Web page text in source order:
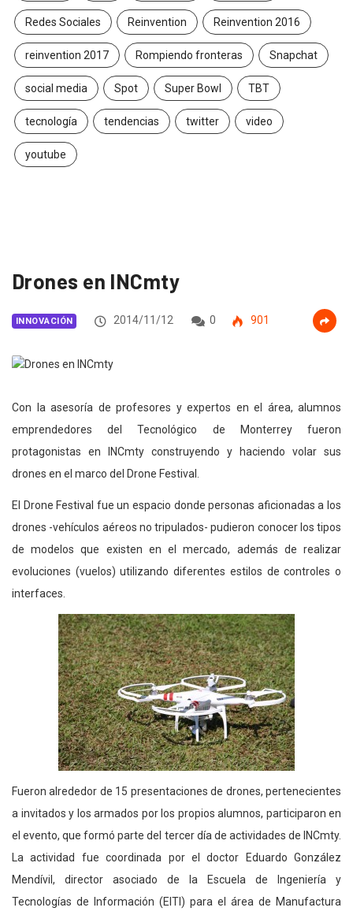
Redes Sociales Reinvention Reinvention 2016
reinvention 2017 Rompiendo fronteras Snapchat
social media Spot Super Bowl TBT
tecnología tendencias twitter video
youtube
Drones en INCmty
INNOVACIÓN 2014/11/12 0 901
Con la asesoría de profesores y expertos en el área, alumnos
emprendedores del Tecnológico de Monterrey fueron
protagonistas en INCmty construyendo y haciendo volar sus
drones en el marco del Drone Festival.
El Drone Festival fue un espacio donde personas aficionadas a los
drones -vehículos aéreos no tripulados- pudieron conocer los tipos
de modelos que existen en el mercado, además de realizar
evoluciones (vuelos) utilizando diferentes estilos de controles o
interfaces.
Fueron alrededor de 15 presentaciones de drones, pertenecientes
a invitados y los armados por los propios alumnos, participaron en
el evento, que formó parte del tercer día de actividades de INCmty.
La actividad fue coordinada por el doctor Eduardo González
Mendívil, director asociado de la Escuela de Ingeniería y
Tecnologías de Información (EITI) para el área de Manufactura